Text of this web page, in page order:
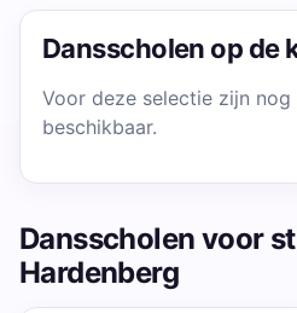
Dansscholen op de
Voor deze selectie zijn
beschikbaar.
Dansscholen voor
Hardenberg